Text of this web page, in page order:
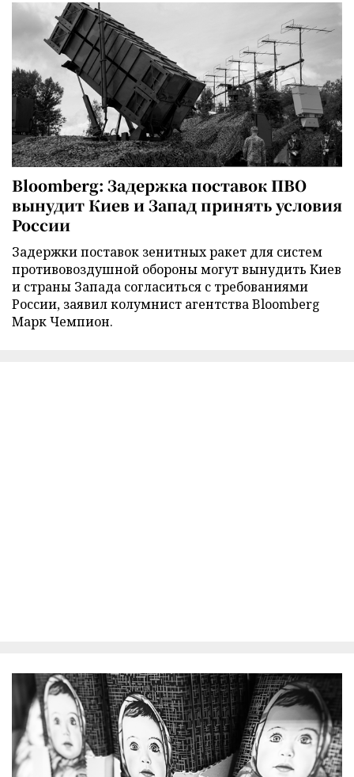
Bloomberg: Задержка поставок ПВО
вынудит Киев и Запад принять условия
России
Задержки поставок зенитных ракет для систем
противовоздушной обороны могут вынудить Киев
и страны Запада согласиться с требованиями
России, заявил колумнист агентства Bloomberg
Марк Чемпион.